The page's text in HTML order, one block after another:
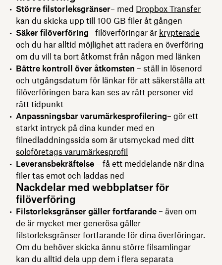
Större filstorleksgränser– med Dropbox Transfer
kan du skicka upp till 100 GB filer åt gången
Säker filöverföring– filöverföringar är krypterade
och du har alltid möjlighet att radera en överföring
om du vill ta bort åtkomst från någon med länken
Bättre kontroll över åtkomsten – ställ in lösenord
och utgångsdatum för länkar för att säkerställa att
filöverföringen bara kan ses av rätt personer vid
rätt tidpunkt
Anpassningsbar varumärkesprofilering– gör ett
starkt intryck på dina kunder med en
filnedladdningssida som är utsmyckad med ditt
soloföretags varumärkesprofil
Leveransbekräftelse – få ett meddelande när dina
filer tas emot och laddas ned
Nackdelar med webbplatser för
filöverföring
Filstorleksgränser gäller fortfarande – även om
de är mycket mer generösa gäller
filstorleksgränser fortfarande för dina överföringar.
Om du behöver skicka ännu större filsamlingar
kan du alltid dela upp dem i flera separata